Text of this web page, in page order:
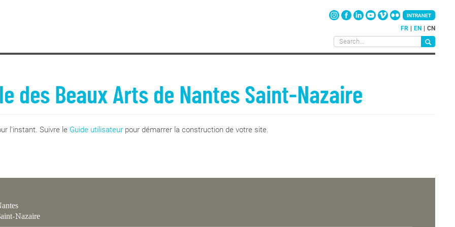
FR EN CN
INTRANET
des Beaux Arts de Nantes Saint-Nazaire
l'instant. Suivre le Guide utilisateur pour démarrer la construction de votre site.
Nazaire